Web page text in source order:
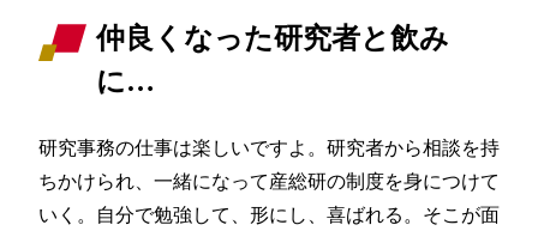
仲良くなった研究者と飲み
に…
研究事務の仕事は楽しいですよ。研究者から相談を持
ちかけられ、一緒になって産総研の制度を身につけて
いく。自分で勉強して、形にし、喜ばれる。そこが面